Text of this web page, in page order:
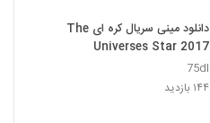
دانلود مینی سریال کره ای The
Universes Star 2017
75dl
۱۴۴ بازدید